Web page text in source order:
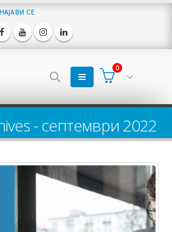
НАЈАВИ СЕ
0
- септември 2022